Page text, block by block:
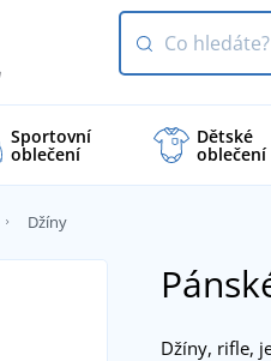
Sportovní
oblečení
Dětské
oblečení
Džíny
Džíny, rifle,